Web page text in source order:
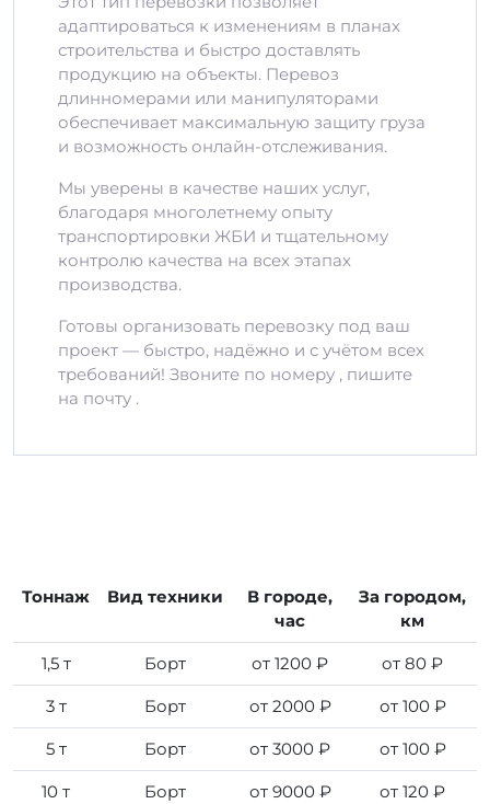
адаптироваться к изменениям в планах
строительства и быстро доставлять
продукцию на объекты. Перевоз
длинномерами или манипуляторами
обеспечивает максимальную защиту груза
и возможность онлайн-отслеживания.
Мы уверены в качестве наших услуг,
благодаря многолетнему опыту
транспортировки ЖБИ и тщательному
контролю качества на всех этапах
производства.
Готовы организовать перевозку под ваш
проект — быстро, надёжно и с учётом всех
требований! Звоните по номеру , пишите
на почту .
Тоннаж Вид техники
В городе,
час
За городом,
км
1,5 т Борт от 1200 ₽ от 80 ₽
3 т Борт от 2000 ₽ от 100 ₽
5 т Борт от 3000 ₽ от 100 ₽
10 т Борт от 9000 ₽ от 120 ₽